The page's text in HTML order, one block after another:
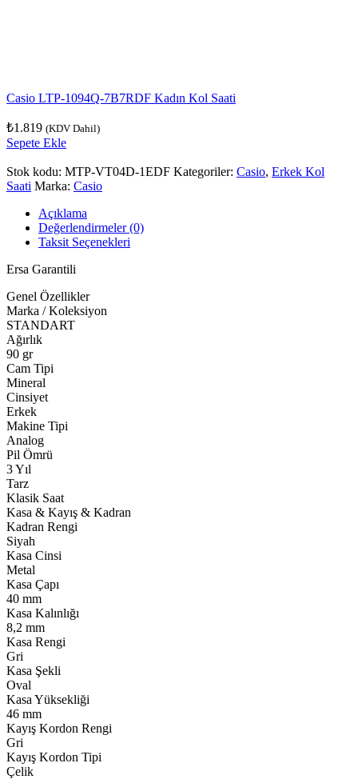
Casio LTP-1094Q-7B7RDF Kadın Kol Saati
₺1.819 (KDV Dahil)
Sepete Ekle
Stok kodu: MTP-VT04D-1EDF Kategoriler: Casio, Erkek Kol
Saati Marka: Casio
Açıklama
Değerlendirmeler (0)
Taksit Seçenekleri
Ersa Garantili
Genel Özellikler
Marka / Koleksiyon
STANDART
Ağırlık
90 gr
Cam Tipi
Mineral
Cinsiyet
Erkek
Makine Tipi
Analog
Pil Ömrü
3 Yıl
Tarz
Klasik Saat
Kasa & Kayış & Kadran
Kadran Rengi
Siyah
Kasa Cinsi
Metal
Kasa Çapı
40 mm
Kasa Kalınlığı
8,2 mm
Kasa Rengi
Gri
Kasa Şekli
Oval
Kasa Yüksekliği
46 mm
Kayış Kordon Rengi
Gri
Kayış Kordon Tipi
Çelik